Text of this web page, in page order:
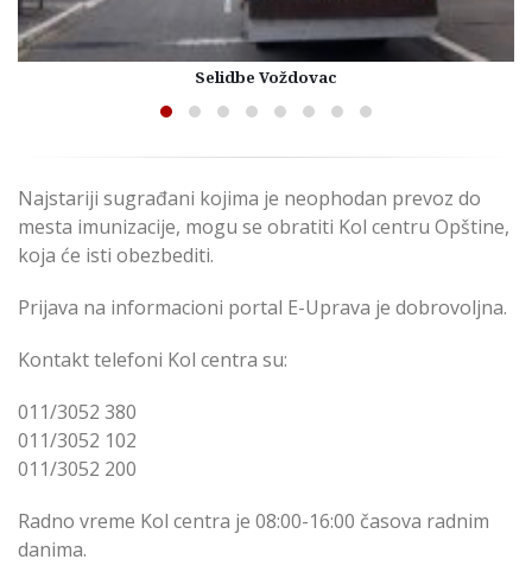
Selidbe Voždovac
Najstariji sugrađani kojima je neophodan prevoz do
mesta imunizacije, mogu se obratiti Kol centru Opštine,
koja će isti obezbediti.
Prijava na informacioni portal E-Uprava je dobrovoljna.
Kontakt telefoni Kol centra su:
011/3052 380
011/3052 102
011/3052 200
Radno vreme Kol centra je 08:00-16:00 časova radnim
danima.